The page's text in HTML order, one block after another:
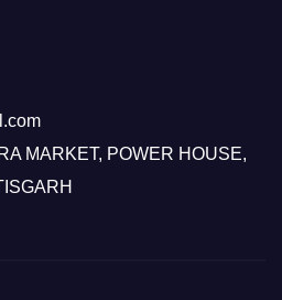
MARKET, POWER HOUSE,